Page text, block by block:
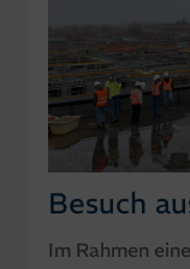
Besuch
Im Rahmen